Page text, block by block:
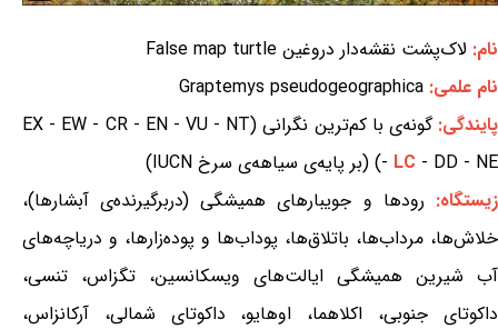
نام: لاک‌پشت نقشه‌دار دروغین False map turtle
نام علمی: Graptemys pseudogeographica
پایندگی:
گونه‌ی با کم‌ترین نگرانی (EX - EW - CR - EN - VU - NT
- LC - DD - NE) (بر پایه‌ی سیاهه‌ی سرخ IUCN)
زیستگاه: رودها و جویبارهای همیشگی (دربرگیرنده‌ی آبشارها)،
خلاش‌ها، مرداب‌ها، باتلاق‌ها، پوداب‌ها و پوده‌زارها، و دریاچه‌های
آب شیرین همیشگی ایالت‌های ویسکانسین، تگزاس، تنسی،
داکوتای جنوبی، اکلاهما، اوهایو، داکوتای شمالی، آرکانزاس،